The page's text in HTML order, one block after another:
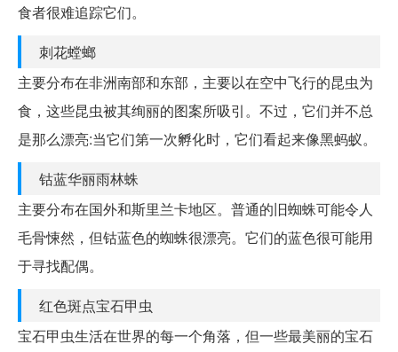
食者很难追踪它们。
刺花螳螂
主要分布在非洲南部和东部，主要以在空中飞行的昆虫为
食，这些昆虫被其绚丽的图案所吸引。不过，它们并不总
是那么漂亮:当它们第一次孵化时，它们看起来像黑蚂蚁。
钴蓝华丽雨林蛛
主要分布在国外和斯里兰卡地区。普通的旧蜘蛛可能令人
毛骨悚然，但钴蓝色的蜘蛛很漂亮。它们的蓝色很可能用
于寻找配偶。
红色斑点宝石甲虫
宝石甲虫生活在世界的每一个角落，但一些最美丽的宝石